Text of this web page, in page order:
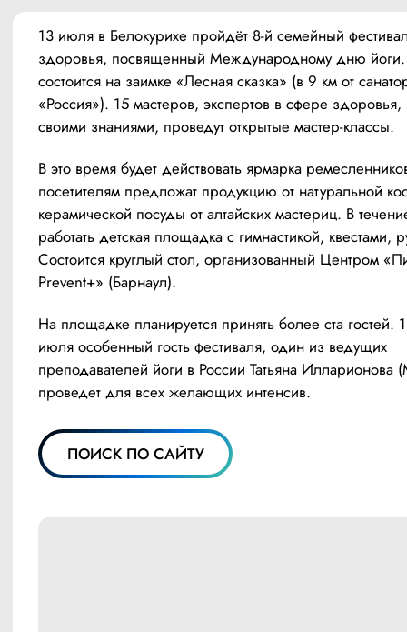
13 июля в Белокурихе пройдёт 8-й семейный
здоровья, посвященный Международному дню йоги.
состоится на заимке «Лесная сказка» (в 9 км от
«Россия»). 15 мастеров, экспертов в сфере здоровья,
своими знаниями, проведут открытые мастер-классы.
В это время будет действовать ярмарка
посетителям предложат продукцию от натуральной
керамической посуды от алтайских мастериц. В
работать детская площадка с гимнастикой, квестами,
Состоится круглый стол, организованный Центром
Prevent+» (Барнаул).
На площадке планируется принять более ста гостей.
июля особенный гость фестиваля, один из ведущих
преподавателей йоги в России Татьяна Илларионова
проведет для всех желающих интенсив.
ПОИСК ПО САЙТУ